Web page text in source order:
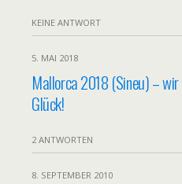
KEINE ANTWORT
5. MAI 2018
Mallorca 2018 (Sineu) –
Glück!
2 ANTWORTEN
8. SEPTEMBER 2010